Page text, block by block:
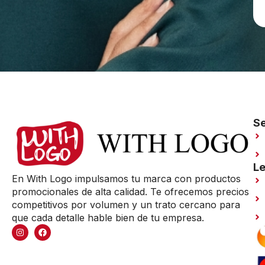
En With Logo impulsamos tu marca con productos
promocionales de alta calidad. Te ofrecemos precios
competitivos por volumen y un trato cercano para
que cada detalle hable bien de tu empresa.